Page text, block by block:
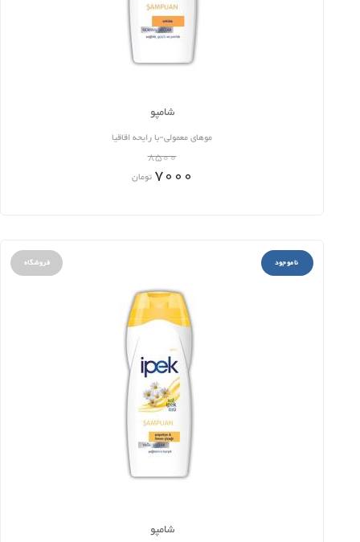
شامپو
موهای معمولی-با رایحه اقاقیا
8500
7000 تومان
ناموجود فروشگاه
شامپو